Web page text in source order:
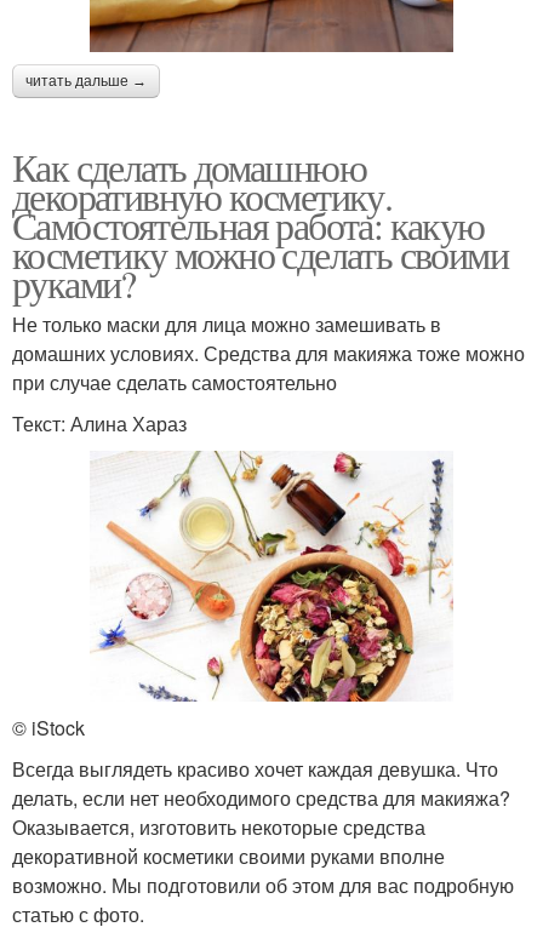
читать дальше →
Как сделать домашнюю
декоративную косметику.
Самостоятельная работа: какую
косметику можно сделать своими
руками?
Не только маски для лица можно замешивать в
домашних условиях. Средства для макияжа тоже можно
при случае сделать самостоятельно
Текст: Алина Хараз
© iStock
Всегда выглядеть красиво хочет каждая девушка. Что
делать, если нет необходимого средства для макияжа?
Оказывается, изготовить некоторые средства
декоративной косметики своими руками вполне
возможно. Мы подготовили об этом для вас подробную
статью с фото.